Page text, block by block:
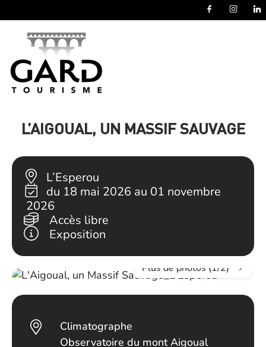
L’AIGOUAL, UN MASSIF SAUVAGE
L’Esperou
du 18 mai 2026 au 01 novembre
2026
Accès libre
Exposition
Plus de photos (1/2)
Climatographe
Observatoire du mont Aigoual